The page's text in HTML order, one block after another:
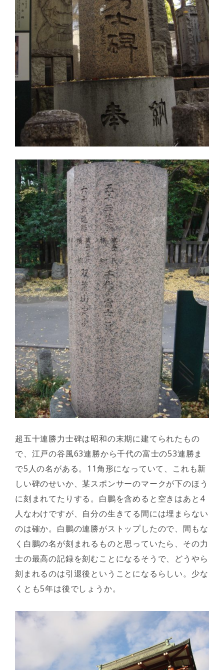
超五十連勝力士碑は昭和の末期に建てられたもの
で、江戸の谷風63連勝から千代の富士の53連勝ま
で5人の名がある。11角形になっていて、これも新
しい碑のせいか、某スポンサーのマークが下のほう
に刻まれてたりする。白鵬を含めると空きはあと4
人なわけですが、自分の生きてる間には埋まらない
のは確か。白鵬の連勝がストップしたので、間もな
く白鵬の名が刻まれるものと思っていたら、その力
士の最高の記録を刻むことになるそうで、どうやら
刻まれるのは引退後ということになるらしい。少な
くとも5年は後でしょうか。